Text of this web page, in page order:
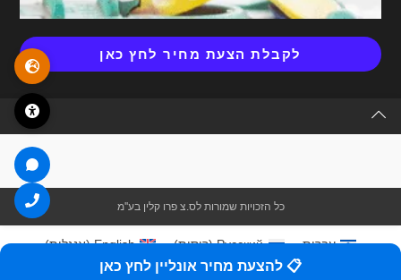
לקבלת הצעת מחיר לחץ כאן
כל הזכויות שמורות לס.צ פרו קלין בע''מ
📋 להצעת מחיר אונליין לחץ כאן
עברית Русский
(רוסית)
English
(אנגלית)